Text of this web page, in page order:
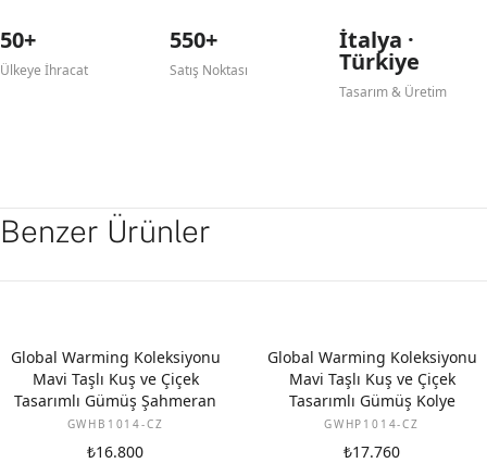
50+
Ülkeye İhracat
550+
Satış Noktası
İtalya ·
Türkiye
Tasarım & Üretim
Benzer Ürünler
Global Warming Koleksiyonu
Mavi Taşlı Kuş ve Çiçek
Tasarımlı Gümüş Şahmeran
GWHB1014-CZ
₺16.800
Global Warming Koleksiyonu
Mavi Taşlı Kuş ve Çiçek
Tasarımlı Gümüş Kolye
GWHP1014-CZ
₺17.760